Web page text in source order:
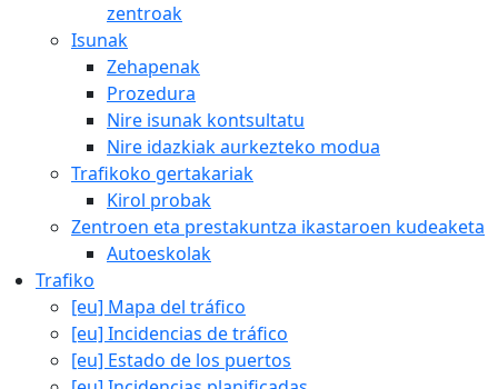
zentroak
Isunak
Zehapenak
Prozedura
Nire isunak kontsultatu
Nire idazkiak aurkezteko modua
Trafikoko gertakariak
Kirol probak
Zentroen eta prestakuntza ikastaroen kudeaketa
Autoeskolak
Trafiko
[eu] Mapa del tráfico
[eu] Incidencias de tráfico
[eu] Estado de los puertos